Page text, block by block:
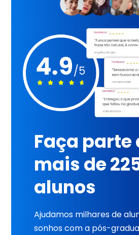
Faça parte
mais de
alunos
Ajudamos milhares de
sonhos com a pós-